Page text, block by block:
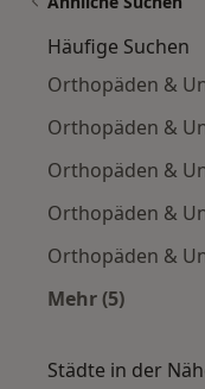
Häufige Suchen
Orthopäden &
Orthopäden &
Orthopäden &
Orthopäden &
Orthopäden &
Mehr (5)
Städte in der